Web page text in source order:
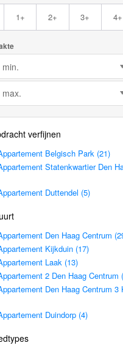
1+ 2+ 3+ 4+
verfijnen
Belgisch Park (21)
Statenkwartier Den
Duttendel (5)
Den Haag Centrum
Kijkduin (17)
Laak (13)
2 Den Haag Centrum
Den Haag Centrum 3
Duindorp (4)